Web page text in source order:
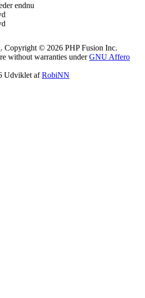
endnu
. Copyright © 2026 PHP Fusion Inc.
without warranties underGNU Affero
Udviklet afRobiNN